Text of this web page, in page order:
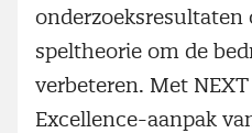
onderzoeksresultaten
speltheorie om de
verbeteren. Met
Excellence-aanpak